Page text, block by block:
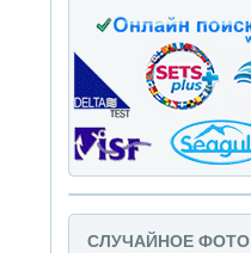
СЛУЧАЙНОЕ ФОТО